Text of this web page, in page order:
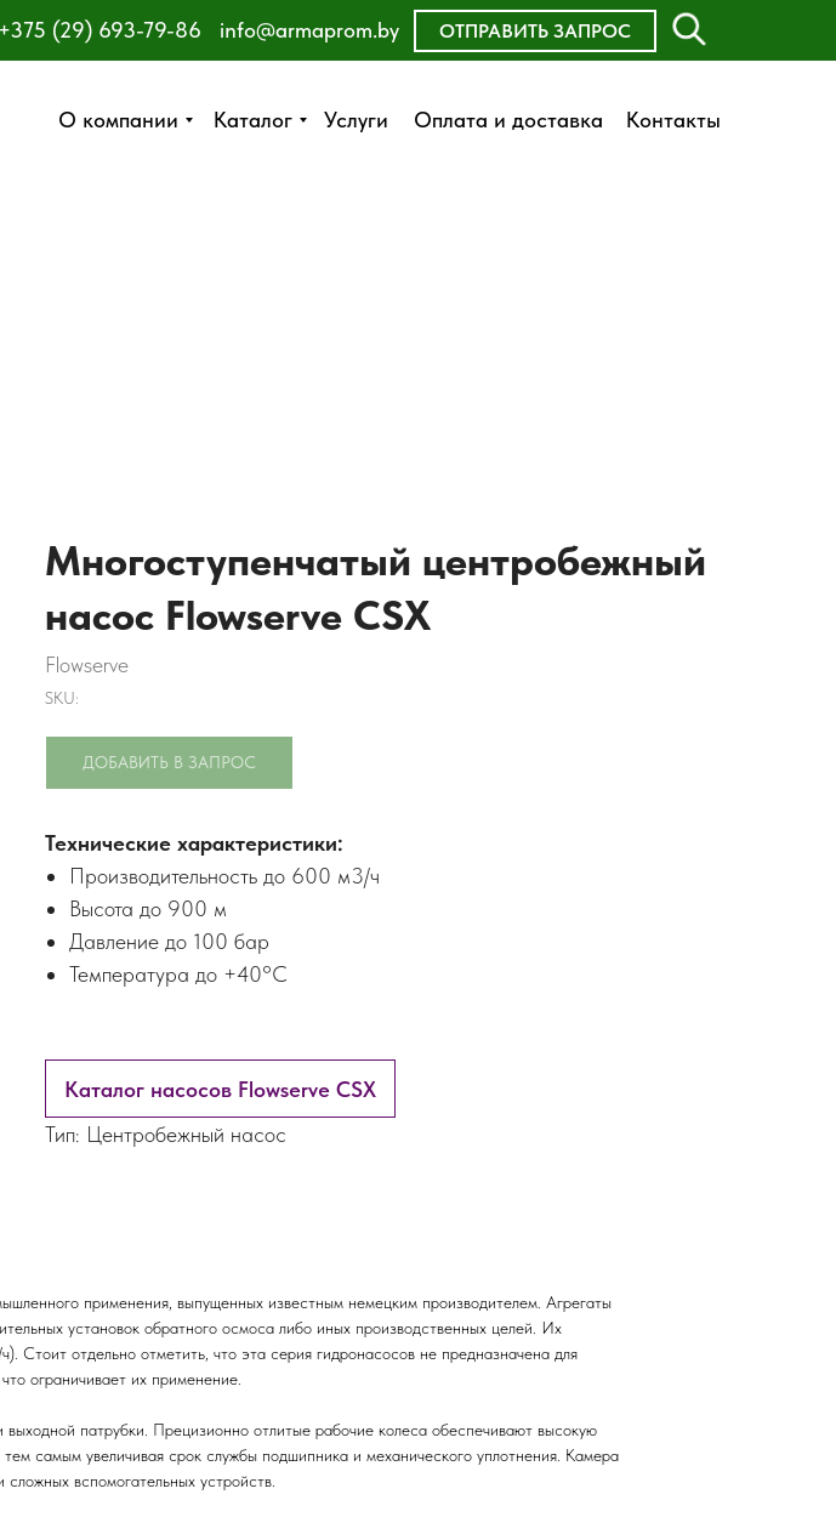
О компании Каталог Услуги Оплата и доставка Контакты
+375 (29) 693-79-86 ОТПРАВИТЬ ЗАПРОС
info@armaprom.by
О компании Каталог Услуги Оплата и доставка Контакты
ОСТАВИТЬ ЗАЯВКУ
ЗАКАЗАТЬ ЗВОНОК
Многоступенчатый центробежный
насос Flowserve CSX
Flowserve
SKU:
ДОБАВИТЬ В ЗАПРОС
Технические характеристики:
Производительность до 600 м3/ч
Высота до 900 м
Давление до 100 бар
Температура до +40°C
Каталог насосов Flowserve CSX
Тип: Центробежный насос
применения, выпущенных известным немецким производителем. Агрегаты
установок обратного осмоса либо иных производственных целей. Их
Стоит отдельно отметить, что эта серия гидронасосов не предназначена для
ограничивает их применение.
патрубки. Прецизионно отлитые рабочие колеса обеспечивают высокую
самым увеличивая срок службы подшипника и механического уплотнения. Камера
вспомогательных устройств.